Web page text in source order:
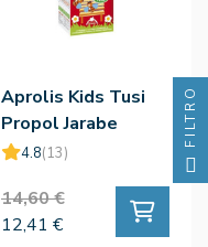
Aprolis Kids Tusi
Propol Jarabe
105ml
4.8(13)
14,60 €
12,41 €
FILTRO